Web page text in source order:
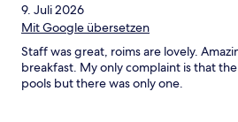
9. Juli 2026
Mit Google übersetzen
Staff was great, roims are lovely.
breakfast. My only complaint is that
pools but there was only one.